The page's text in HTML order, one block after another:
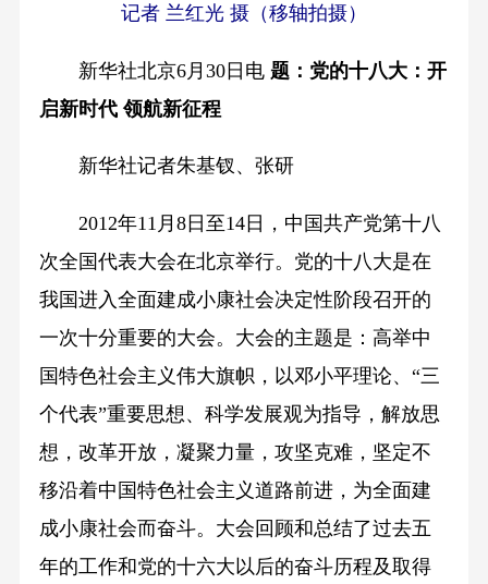
记者 兰红光 摄（移轴拍摄）
新华社北京6月30日电题：党的十八大：开
启新时代 领航新征程
新华社记者朱基钗、张研
2012年11月8日至14日，中国共产党第十八
次全国代表大会在北京举行。党的十八大是在
我国进入全面建成小康社会决定性阶段召开的
一次十分重要的大会。大会的主题是：高举中
国特色社会主义伟大旗帜，以邓小平理论、“三
个代表”重要思想、科学发展观为指导，解放思
想，改革开放，凝聚力量，攻坚克难，坚定不
移沿着中国特色社会主义道路前进，为全面建
成小康社会而奋斗。大会回顾和总结了过去五
年的工作和党的十六大以后的奋斗历程及取得